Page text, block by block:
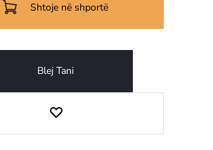
Shtoje në shportë
Blej Tani